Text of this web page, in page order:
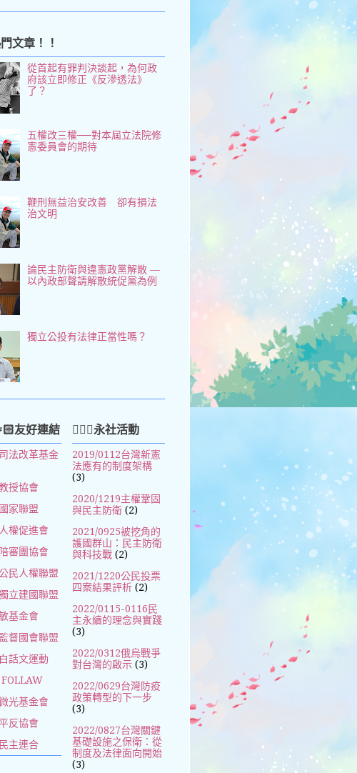
文章！！
從首起有罪判決談起，為何政
府該立即修正《反滲透法》
了？
五權改三權──對本屆立法院修
憲委員會的期待
鞭刑無益治安改善 卻有損法
治文明
論民主防衛與違憲政黨解散 —
以內政部聲請解散統促黨為例
獨立公投有法律正當性嗎？
友好連結
法改革基金
授協會
家聯盟
權促進會
審團協會
民人權聯盟
立建國聯盟
基金會
督國會聯盟
話文運動
光基金會
反協會
主連合
🧚🏻‍♀️永社活動
2019/0112台灣新憲
法應有的制度架構
(3)
2020/1219主權鞏固
與民主防衛 (2)
2021/0925被挖角的
護國群山：民主防衛
與科技戰 (2)
2021/1220公民投票
四案結果評析 (2)
2022/0115-0116民
主永續的理念與實踐
(3)
2022/0312俄烏戰爭
對台灣的啟示 (3)
2022/0629台灣防疫
政策轉型的下一步
(3)
2022/0827台灣關鍵
基礎設施之保衛：從
制度及法律面向開始
(3)